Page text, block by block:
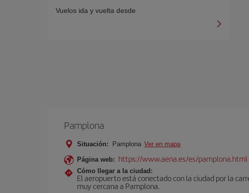
Vuelos ida y vuelta desde
Pamplona
Situación: Pamplona Ver en mapa
Página web: https://www.aena.es/es/pamplona.html
Cómo llegar a la ciudad:
El aeropuerto está conectado con la ciudad por la
muy cercana a Pamplona.